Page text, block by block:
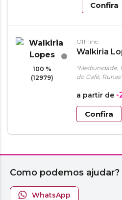
Confira
100 %
(12979)
Off-line
Walkiria
"Mediunidade,
do Café,
a partir de -
Confira